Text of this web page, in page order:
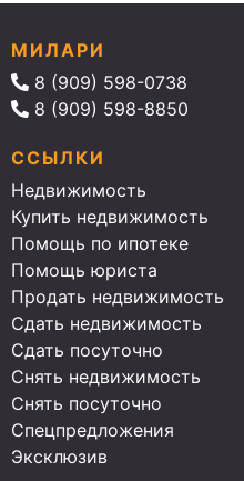
МИЛАРИ
8 (909) 598-0738
8 (909) 598-8850
ССЫЛКИ
Недвижимость
Купить недвижимость
Помощь по ипотеке
Помощь юриста
Продать недвижимость
Сдать недвижимость
Сдать посуточно
Снять недвижимость
Снять посуточно
Спецпредложения
Эксклюзив